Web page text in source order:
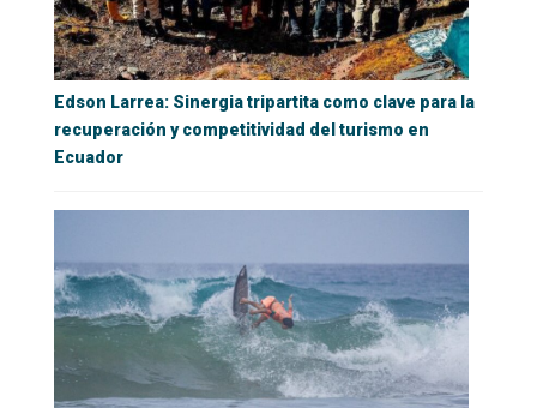
Edson Larrea: Sinergia tripartita como clave para la
recuperación y competitividad del turismo en
Ecuador